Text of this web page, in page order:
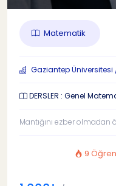
Matematik
Gaziantep
DERSLER : Genel
Mantığını ezber olmadan
9